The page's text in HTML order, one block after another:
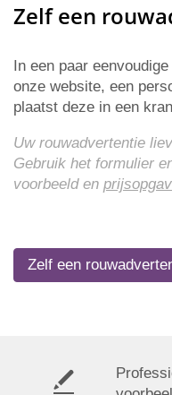
Zelf een
In een paar
onze website, een
plaatst deze in een
Uw rouwadvertentie
Gebruik het formulier
voorbeeld en
Zelf een